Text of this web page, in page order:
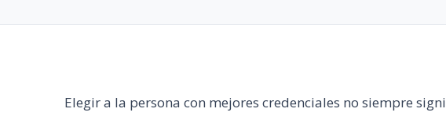
Elegir a la persona con mejores credenciales no siempre